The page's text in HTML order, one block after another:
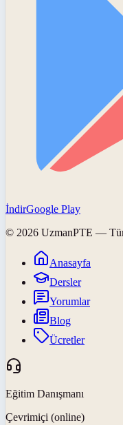
İndirGoogle Play
© 2026 UzmanPTE —
Anasayfa
Dersler
Yorumlar
Blog
Ücretler
Eğitim Danışmanı
Çevrimiçi (online)